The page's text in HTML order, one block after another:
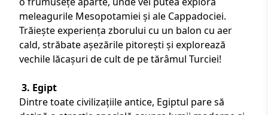
meleagurile Mesopotamiei și ale Cappadociei.
Trăiește experiența zborului cu un balon cu aer
cald, străbate așezările pitorești și explorează
vechile lăcașuri de cult de pe tărâmul Turciei!
3. Egipt
Dintre toate civilizațiile antice, Egiptul pare să